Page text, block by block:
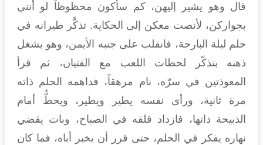
قال وهو يشير إليهن، كم سأكون محظوظاً لو أنني
بجواركن، لأنصت معكن إلى الحكاية. تذكَّر طيرانه في
حلم ليلة البارحة، فانقلب على جنبه الأيمن، وهو يشغل
ذهنه بتذكّر لحظات اللعب مع الفتيان، ثم قرأ
المعوذتين في سرّه، نام مرهقاً، فداهمه الحلم ذاته
مرة ثانية، ورأى نفسه يطير ويطير، ويحطُّ أمام
الذبيحة ذاتها، فازداد قلقه في الصباح، وبات يقضي
نهاره يفكر في الحلم، حتى قرر أن يخبر أباه، فما كان